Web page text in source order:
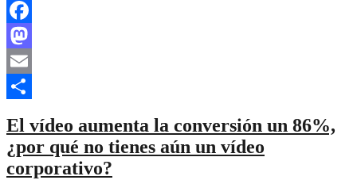
Facebook
Mastodon
Email
El vídeo aumenta la conversión un 86%,
¿por qué no tienes aún un vídeo
corporativo?